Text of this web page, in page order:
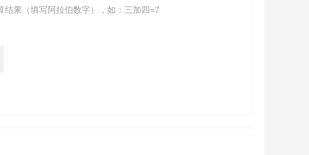
结果（填写阿拉伯数字），如：三加四=7